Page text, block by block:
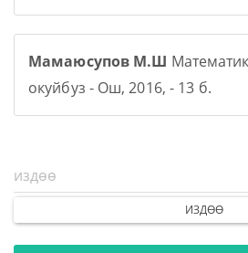
Мамаюсупов М.Ш
окуйбуз - Ош, 2016, - 13 б.
ИЗДӨӨ